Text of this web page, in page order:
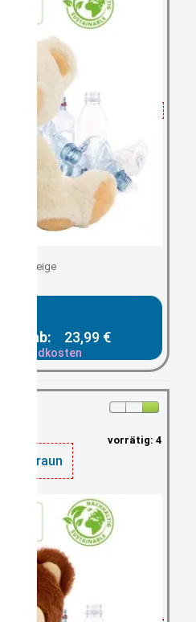
Teddy beige
ab: 23,99 €
Versandkosten
vorrätig: 4
braun